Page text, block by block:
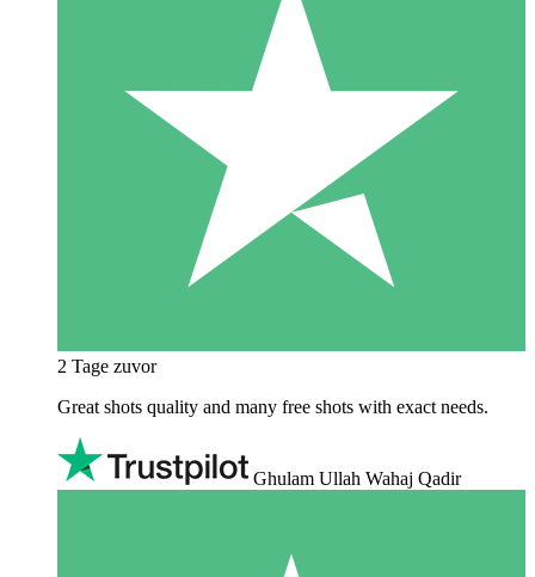
2 Tage zuvor
Great shots quality and many free shots with exact needs.
Ghulam Ullah Wahaj Qadir